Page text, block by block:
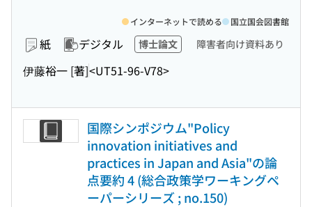
紙 デジタル 博士論文 障害者向け資料あり
伊藤裕一 [著]<UT51-96-V78>
インターネットで読める 国立国会図書館
国際シンポジウム"Policy
innovation initiatives and
practices in Japan and Asia"の論
点要約 4 (総合政策学ワーキングペ
ーパーシリーズ ; no.150)